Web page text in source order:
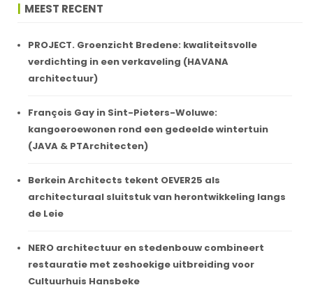
MEEST RECENT
PROJECT. Groenzicht Bredene: kwaliteitsvolle
verdichting in een verkaveling (HAVANA
architectuur)
François Gay in Sint-Pieters-Woluwe:
kangoeroewonen rond een gedeelde wintertuin
(JAVA & PTArchitecten)
Berkein Architects tekent OEVER25 als
architecturaal sluitstuk van herontwikkeling langs
de Leie
NERO architectuur en stedenbouw combineert
restauratie met zeshoekige uitbreiding voor
Cultuurhuis Hansbeke